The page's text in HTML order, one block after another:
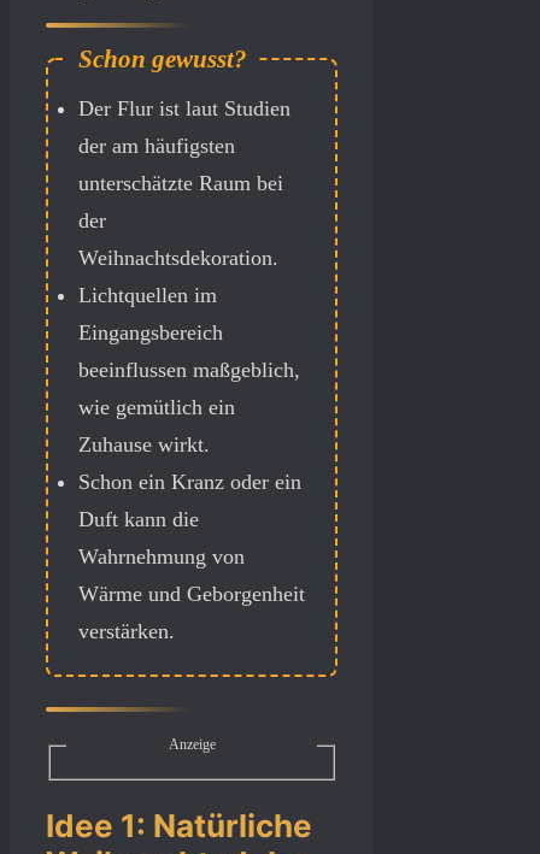
Der Flur ist laut Studien
der am häufigsten
unterschätzte Raum bei
der
Weihnachtsdekoration.
Lichtquellen im
Eingangsbereich
beeinflussen maßgeblich,
wie gemütlich ein
Zuhause wirkt.
Schon ein Kranz oder ein
Duft kann die
Wahrnehmung von
Wärme und Geborgenheit
verstärken.
Anzeige
Idee 1: Natürliche